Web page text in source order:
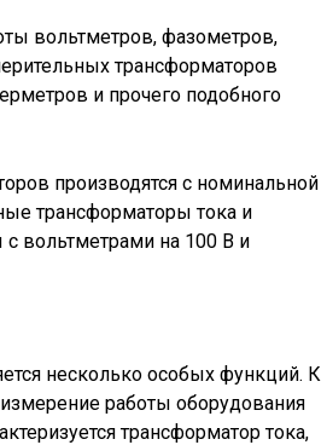
вольтметров, фазометров,
трансформаторов
и прочего подобного
производятся с номинальной
трансформаторы тока и
вольтметрами на 100 В и
несколько особых функций. К
работы оборудования
трансформатор тока,